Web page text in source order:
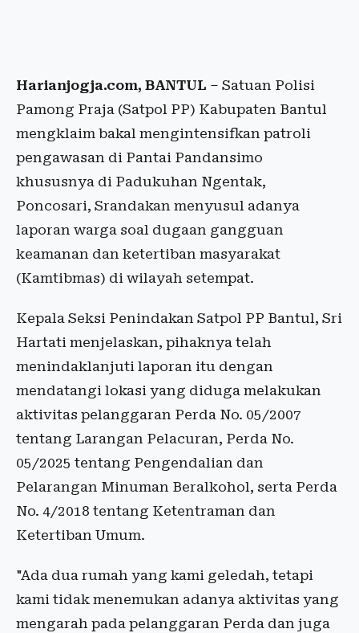
Harianjogja.com, BANTUL – Satuan Polisi
Pamong Praja (Satpol PP) Kabupaten Bantul
mengklaim bakal mengintensifkan patroli
pengawasan di Pantai Pandansimo
khususnya di Padukuhan Ngentak,
Poncosari, Srandakan menyusul adanya
laporan warga soal dugaan gangguan
keamanan dan ketertiban masyarakat
(Kamtibmas) di wilayah setempat.
Kepala Seksi Penindakan Satpol PP Bantul, Sri
Hartati menjelaskan, pihaknya telah
menindaklanjuti laporan itu dengan
mendatangi lokasi yang diduga melakukan
aktivitas pelanggaran Perda No. 05/2007
tentang Larangan Pelacuran, Perda No.
05/2025 tentang Pengendalian dan
Pelarangan Minuman Beralkohol, serta Perda
No. 4/2018 tentang Ketentraman dan
Ketertiban Umum.
"Ada dua rumah yang kami geledah, tetapi
kami tidak menemukan adanya aktivitas yang
mengarah pada pelanggaran Perda dan juga